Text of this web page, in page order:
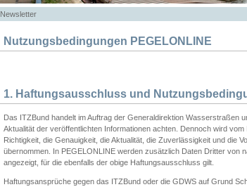
Newsletter
Nutzungsbedingungen PEGELONLINE
1. Haftungsausschluss und
Das ITZBund handelt im Auftrag der Generaldirektion Wasserstraßen
Aktualität der veröffentlichten Informationen achten. Dennoch wird
Richtigkeit, die Genauigkeit, die Aktualität, die Zuverlässigkeit und die
übernommen. In PEGELONLINE werden zusätzlich Daten Dritter von
angezeigt, für die ebenfalls der obige Haftungsausschluss gilt.
Haftungsansprüche gegen das ITZBund oder die GDWS auf Grund